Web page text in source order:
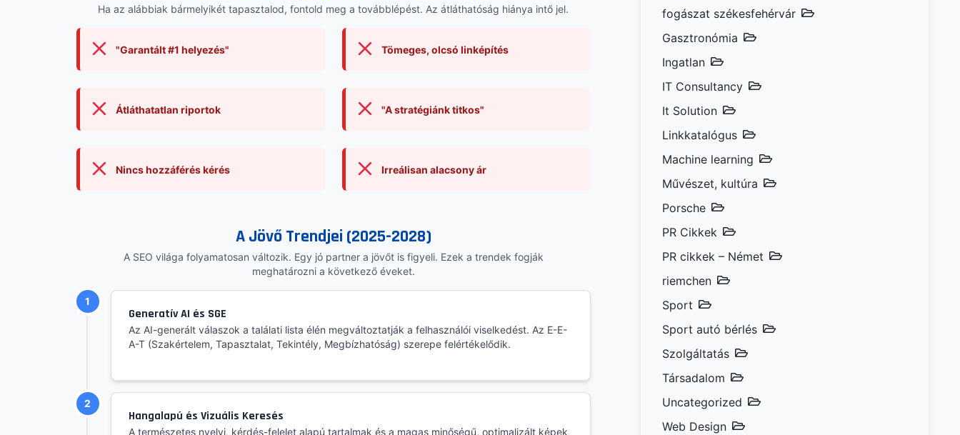
Ha az alábbiak bármelyikét tapasztalod, fontold meg a továbblépést. Az átláthatóság hiánya intő jel.
"Garantált #1 helyezés" Tömeges, olcsó linképítés
Átláthatatlan riportok "A stratégiánk titkos"
Nincs hozzáférés kérés Irreálisan alacsony ár
A Jövő Trendjei (2025-2028)
A SEO világa folyamatosan változik. Egy jó partner a jövőt is figyeli. Ezek a trendek fogják
meghatározni a következő éveket.
1
Generatív AI és SGE
Az AI-generált válaszok a találati lista élén megváltoztatják a felhasználói viselkedést. Az E-E-
A-T (Szakértelem, Tapasztalat, Tekintély, Megbízhatóság) szerepe felértékelődik.
2
Hangalapú és Vizuális Keresés
A természetes nyelvi, kérdés-felelet alapú tartalmak és a magas minőségű, optimalizált képek
fogászat székesfehérvár
Gasztronómia
Ingatlan
IT Consultancy
It Solution
Linkkatalógus
Machine learning
Művészet, kultúra
Porsche
PR Cikkek
PR cikkek – Német
riemchen
Sport
Sport autó bérlés
Szolgáltatás
Társadalom
Uncategorized
Web Design